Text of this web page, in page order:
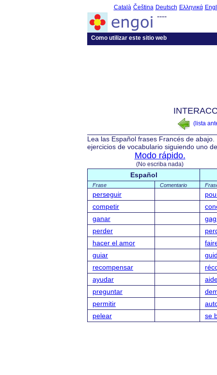
Català Čeština Deutsch Ελληνικά
----
Como utilizar este sitio web
(lista
Lea las Español frases Francés de
ejercicios de vocabulario siguiendo uno
Modo rápido.
(No escriba nada)
Español
Frase Comentario
perseguir
competir
ganar
perder
hacer el amor
guiar
recompensar
ayudar
preguntar
permitir
pelear
se